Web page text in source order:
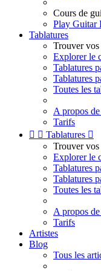
Cours de
Play Guitar
Tablatures
Trouver vos
Explorer le
Tablatures
Tablatures
Toutes les
A propos
Tarifs
  Tablatures 
Trouver vos
Explorer le
Tablatures
Tablatures
Toutes les
A propos
Tarifs
Artistes
Blog
Tous les